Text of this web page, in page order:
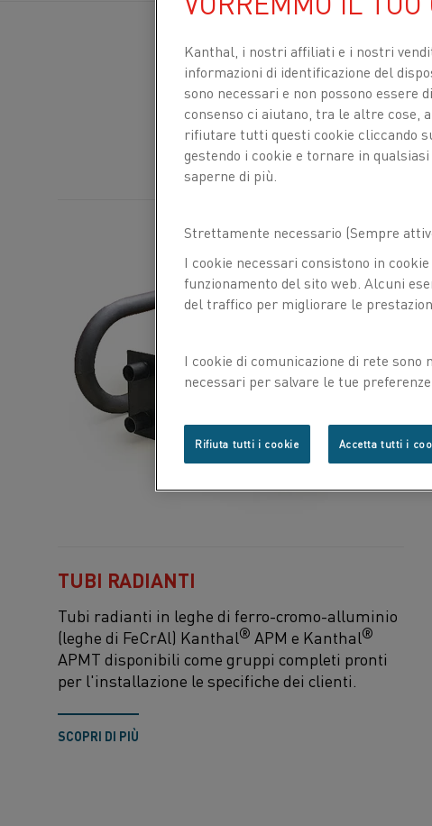
TUBI RADIANTI
Tubi radianti in leghe di ferro-cromo-alluminio
(leghe di FeCrAl) Kanthal® APM e Kanthal®
APMT disponibili come gruppi completi pronti
per l'installazione le specifiche dei clienti.
SCOPRI DI PIÙ
Kanthal, i nostri affiliati e i nostri
informazioni di identificazione del
sono necessari e non possono
consenso ci aiutano, tra le altre cose,
rifiutare tutti questi cookie cliccando
gestendo i cookie e tornare in
saperne di più.
Strettamente necessario (Sempre
I cookie necessari consistono in
funzionamento del sito web. Alcuni
del traffico per migliorare le
I cookie di comunicazione di rete
necessari per salvare le tue
Rifiuta tutti i cookie Accetta tutti i